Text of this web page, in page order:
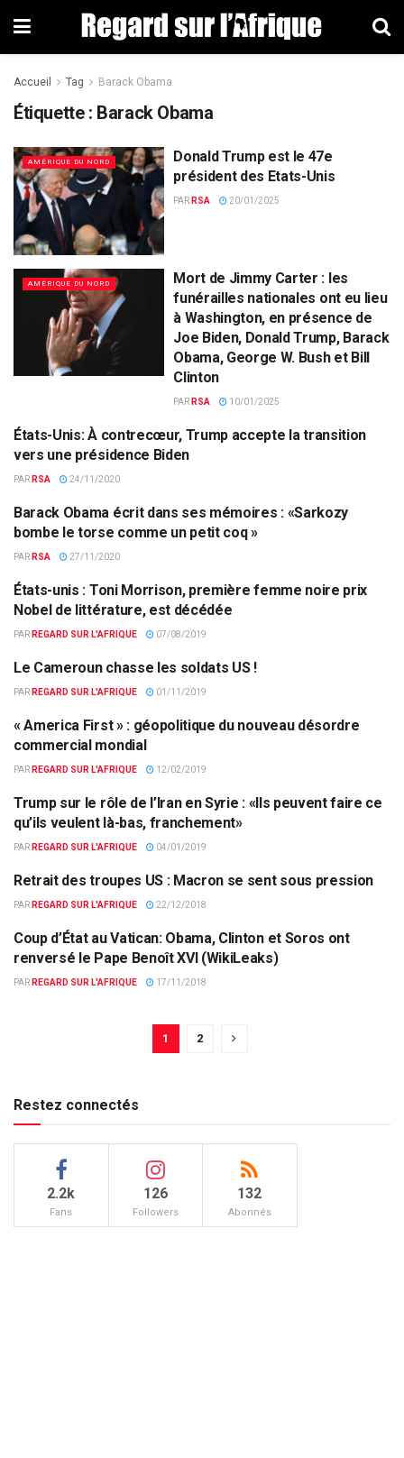
Accueil Tag Barack Obama
Étiquette : Barack Obama
AMÉRIQUE DU NORD
Donald Trump est le 47e
président des Etats-Unis
PAR RSA 20/01/2025
AMÉRIQUE DU NORD
Mort de Jimmy Carter : les
funérailles nationales ont eu lieu
à Washington, en présence de
Joe Biden, Donald Trump, Barack
Obama, George W. Bush et Bill
Clinton
PAR RSA 10/01/2025
ETATS-UNIS
États-Unis: À contrecœur, Trump accepte la transition
vers une présidence Biden
PAR RSA 24/11/2020
FRANCE
Barack Obama écrit dans ses mémoires : «Sarkozy
bombe le torse comme un petit coq »
PAR RSA 27/11/2020
ACTUALITÉS PAR PAYS
États-unis : Toni Morrison, première femme noire prix
Nobel de littérature, est décédée
PAR REGARD SUR L'AFRIQUE 07/08/2019
ACTUALITÉS PAR PAYS
Le Cameroun chasse les soldats US !
PAR REGARD SUR L'AFRIQUE 01/11/2019
EUROPE & MONDE
« America First » : géopolitique du nouveau désordre
commercial mondial
PAR REGARD SUR L'AFRIQUE 12/02/2019
EUROPE & MONDE
Trump sur le rôle de l’Iran en Syrie : «Ils peuvent faire ce
qu’ils veulent là-bas, franchement»
PAR REGARD SUR L'AFRIQUE 04/01/2019
DÉFENSE
Retrait des troupes US : Macron se sent sous pression
PAR REGARD SUR L'AFRIQUE 22/12/2018
COUPS D'ETATS
Coup d’État au Vatican: Obama, Clinton et Soros ont
renversé le Pape Benoît XVI (WikiLeaks)
PAR REGARD SUR L'AFRIQUE 17/11/2018
1 2
Restez connectés
2.2k
Fans
126
Followers
132
Abonnés